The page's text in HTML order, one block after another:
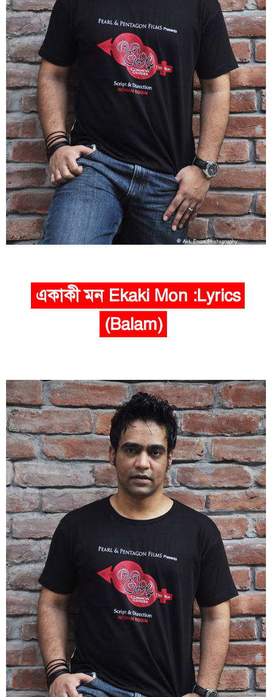
একাকী মন Ekaki Mon :Lyrics
(Balam)